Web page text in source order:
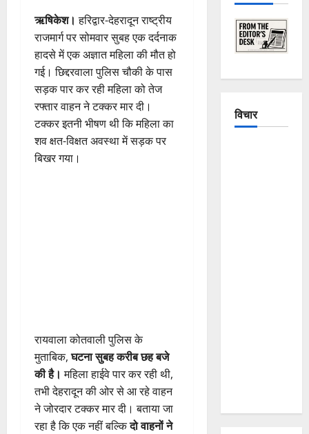
ऋषिकेश। हरिद्वार-देहरादून राष्ट्रीय
राजमार्ग पर सोमवार सुबह एक दर्दनाक
हादसे में एक अज्ञात महिला की मौत हो
गई। छिद्दरवाला पुलिस चौकी के पास
सड़क पार कर रही महिला को तेज
रफ्तार वाहन ने टक्कर मार दी।
टक्कर इतनी भीषण थी कि महिला का
शव क्षत-विक्षत अवस्था में सड़क पर
बिखर गया।
रायवाला कोतवाली पुलिस के
मुताबिक,घटना सुबह करीब छह बजे
की है। महिला हाईवे पार कर रही थी,
तभी देहरादून की ओर से आ रहे वाहन
ने जोरदार टक्कर मार दी। बताया जा
रहा है कि एक नहीं बल्किदो वाहनों ने
विचार